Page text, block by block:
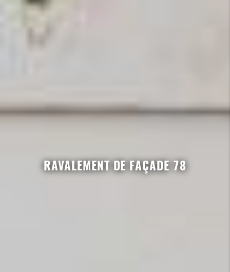
RAVALEMENT DE FAÇADE 78